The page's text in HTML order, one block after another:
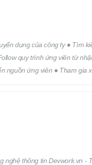
dụng của công ty ● Tìm
quy trình ứng viên từ
nguồn ứng viên ● Tham gia
nghệ thông tin Devwork.vn